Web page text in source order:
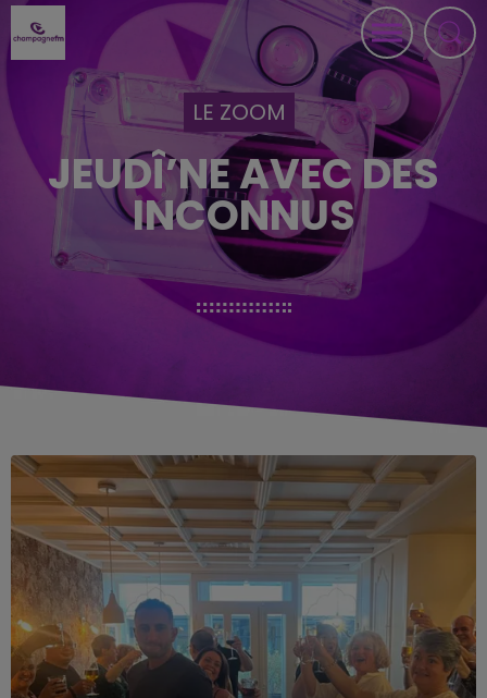
LE ZOOM
JEUDÎ’NE AVEC DES
INCONNUS